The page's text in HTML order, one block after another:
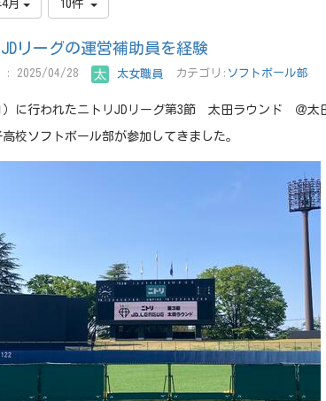
月 10件
リーグの運営補助員を経験
: 2025/04/28 太女職員 カテゴリ: ソフトボール部
に行われたニトリJDリーグ第3節 太田ラウンド ＠太
校ソフトボール部が参加してきました。